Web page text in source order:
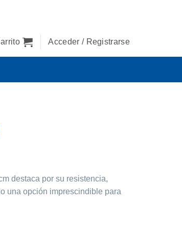
Acceder / Registrarse
destaca por su resistencia,
una opción imprescindible para